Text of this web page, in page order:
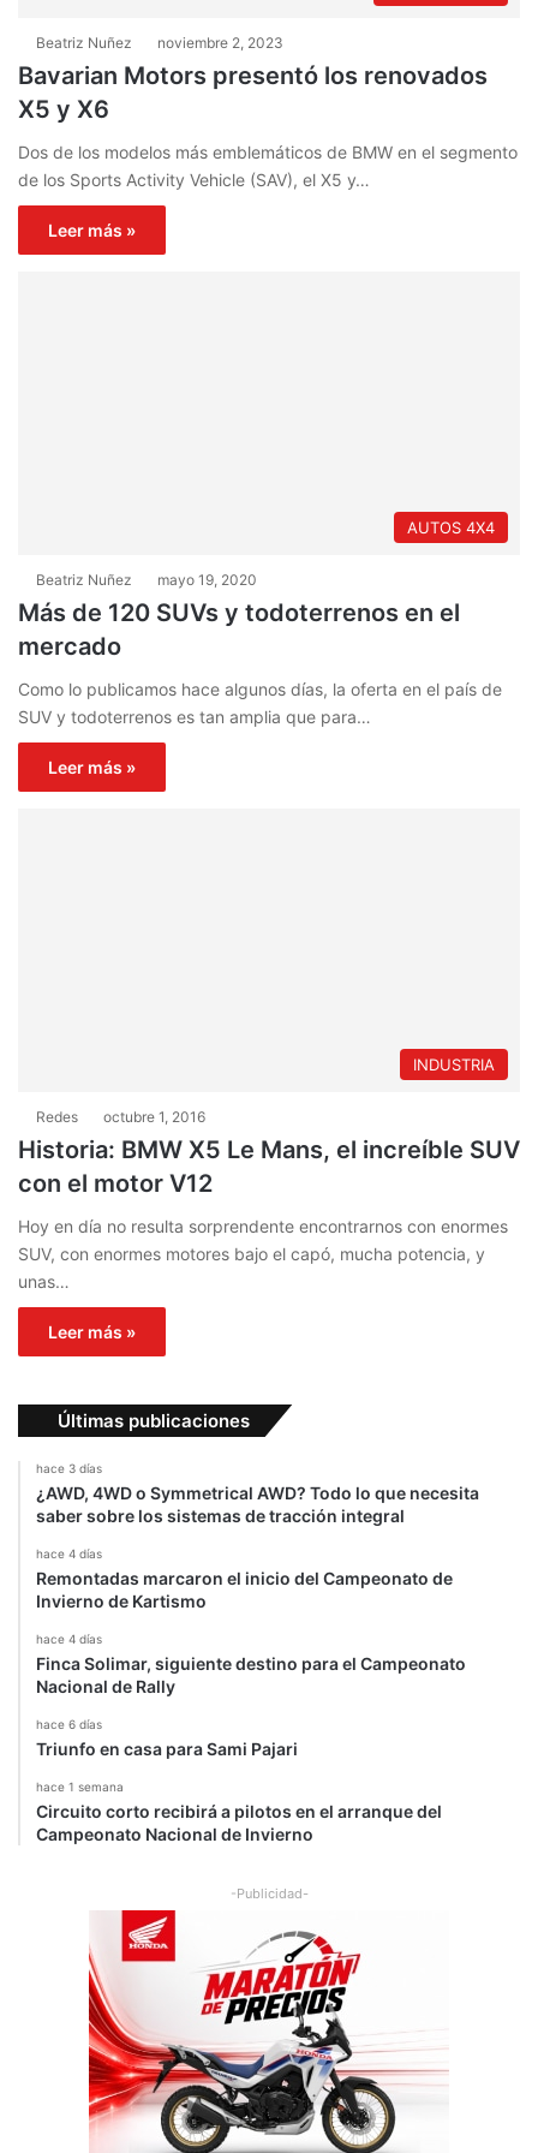
Beatriz Nuñez noviembre 2, 2023
Bavarian Motors presentó los renovados
X5 y X6
Dos de los modelos más emblemáticos de BMW en el segmento
de los Sports Activity Vehicle (SAV), el X5 y…
Leer más »
AUTOS 4X4
Beatriz Nuñez mayo 19, 2020
Más de 120 SUVs y todoterrenos en el
mercado
Como lo publicamos hace algunos días, la oferta en el país de
SUV y todoterrenos es tan amplia que para…
Leer más »
INDUSTRIA
Redes octubre 1, 2016
Historia: BMW X5 Le Mans, el increíble SUV
con el motor V12
Hoy en día no resulta sorprendente encontrarnos con enormes
SUV, con enormes motores bajo el capó, mucha potencia, y
unas…
Leer más »
Últimas publicaciones
hace 3 días
¿AWD, 4WD o Symmetrical AWD? Todo lo que necesita
saber sobre los sistemas de tracción integral
hace 4 días
Remontadas marcaron el inicio del Campeonato de
Invierno de Kartismo
hace 4 días
Finca Solimar, siguiente destino para el Campeonato
Nacional de Rally
hace 6 días
Triunfo en casa para Sami Pajari
hace 1 semana
Circuito corto recibirá a pilotos en el arranque del
Campeonato Nacional de Invierno
-Publicidad-